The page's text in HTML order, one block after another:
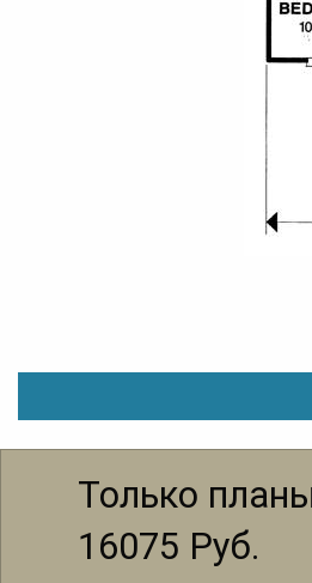
Только
16075 Руб.